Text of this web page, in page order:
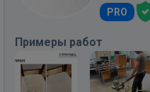
PRO
Примеры работ